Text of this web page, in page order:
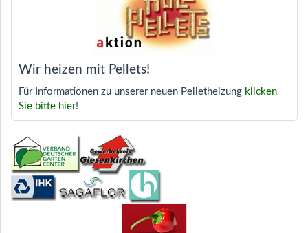
Wir heizen mit Pellets!
Für Informationen zu unserer neuen Pelletheizung klicken
Sie bitte hier!